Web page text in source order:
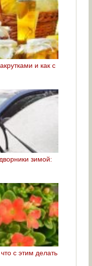
и как с
зимой:
с этим делать